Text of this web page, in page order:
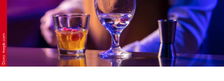
Фото: freepik.com